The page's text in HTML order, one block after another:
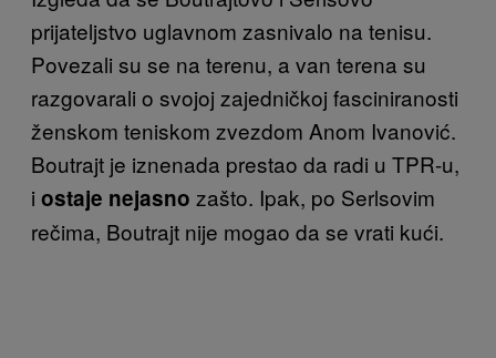
prijateljstvo uglavnom zasnivalo na tenisu.
Povezali su se na terenu, a van terena su
razgovarali o svojoj zajedničkoj fasciniranosti
ženskom teniskom zvezdom Anom Ivanović.
Boutrajt je iznenada prestao da radi u TPR-u,
i ostaje nejasno zašto. Ipak, po Serlsovim
rečima, Boutrajt nije mogao da se vrati kući.